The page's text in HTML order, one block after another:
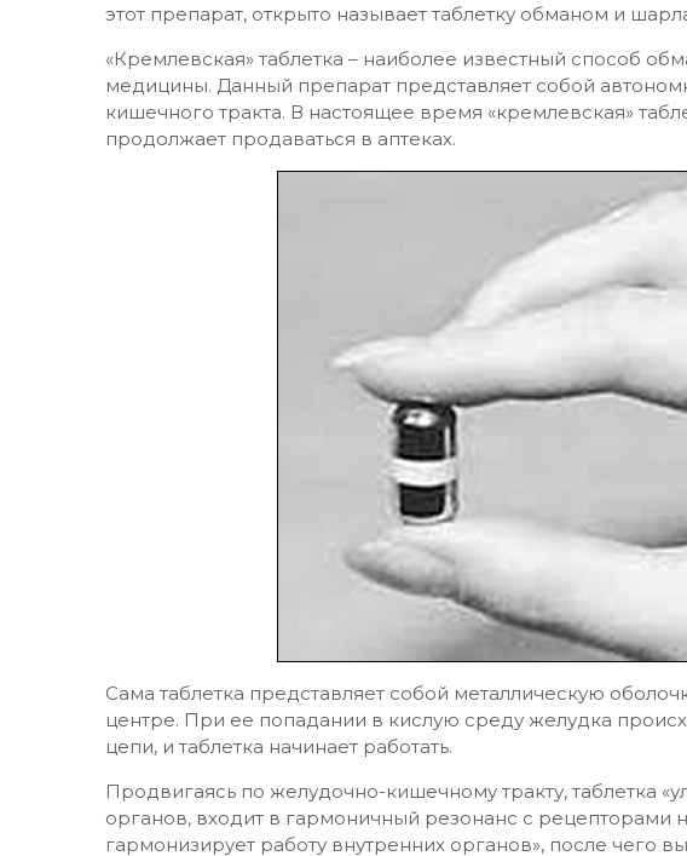
этот препарат, открыто называет таблетку обманом и
«Кремлевская» таблетка – наиболее известный способ
медицины. Данный препарат представляет собой
кишечного тракта. В настоящее время «кремлевская»
продолжает продаваться в аптеках.
Сама таблетка представляет собой металлическую
центре. При ее попадании в кислую среду желудка
цепи, и таблетка начинает работать.
Продвигаясь по желудочно-кишечному тракту, таблетка
органов, входит в гармоничный резонанс с рецепторами
гармонизирует работу внутренних органов», после чего